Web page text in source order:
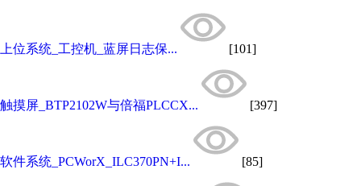
上位系统_工控机_蓝屏日志保... [101]
触摸屏_BTP2102W与倍福PLCCX... [397]
软件系统_PCWorX_ILC370PN+I... [85]